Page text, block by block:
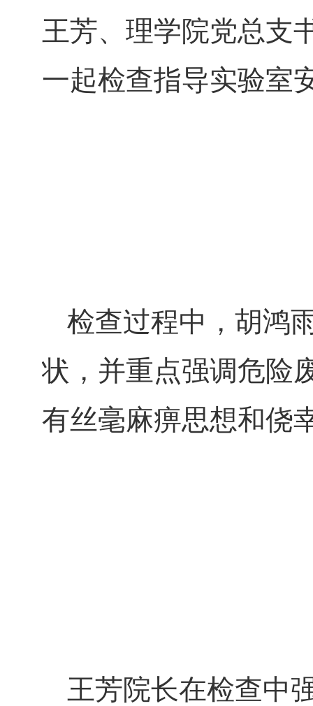
王芳、理学院党总支
一起检查指导实验室
检查过程中，胡鸿
状，并重点强调危险
有丝毫麻痹思想和侥
王芳院长在检查中